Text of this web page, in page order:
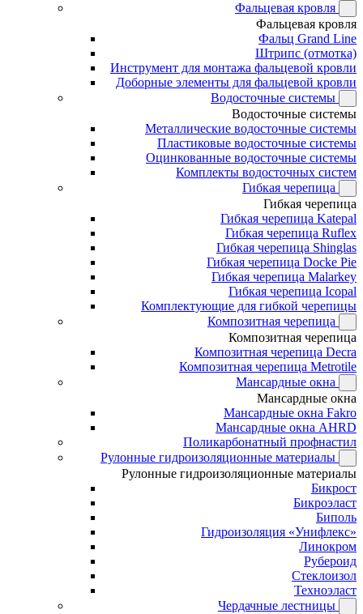
Фальцевая кровля
Фальцевая кровля
Фальц Grand Line
Штрипс (отмотка)
Инструмент для монтажа фальцевой кровли
Доборные элементы для фальцевой кровли
Водосточные системы
Водосточные системы
Металлические водосточные системы
Пластиковые водосточные системы
Оцинкованные водосточные системы
Комплекты водосточных систем
Гибкая черепица
Гибкая черепица
Гибкая черепица Katepal
Гибкая черепица Ruflex
Гибкая черепица Shinglas
Гибкая черепица Docke Pie
Гибкая черепица Malarkey
Гибкая черепица Icopal
Комплектующие для гибкой черепицы
Композитная черепица
Композитная черепица
Композитная черепица Decra
Композитная черепица Metrotile
Мансардные окна
Мансардные окна
Мансардные окна Fakro
Мансардные окна AHRD
Поликарбонатный профнастил
Рулонные гидроизоляционные материалы
Рулонные гидроизоляционные материалы
Бикрост
Бикроэласт
Биполь
Гидроизоляция «Унифлекс»
Линокром
Рубероид
Стеклоизол
Техноэласт
Чердачные лестницы